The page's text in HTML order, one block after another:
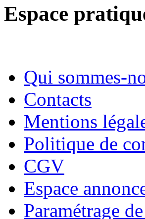
Espace
Qui sommes-
Contacts
Mentions
Politique de
CGV
Espace
Paramétrage